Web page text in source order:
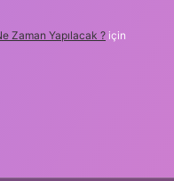
Zaman Yapılacak ? için